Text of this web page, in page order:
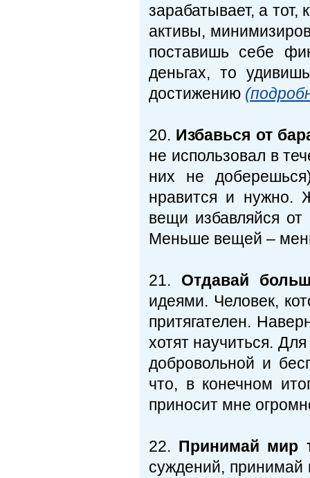
зарабатывает, а тот,
активы,
поставишь себе
деньгах, то
достижению
20. Избавься от
не использовал в
них не
нравится и нужно.
вещи избавляйся от
Меньше вещей –
21. Отдавай
идеями. Человек,
притягателен.
хотят научиться.
добровольной и
что, в конечном
приносит мне
22. Принимай мир
суждений, принимай